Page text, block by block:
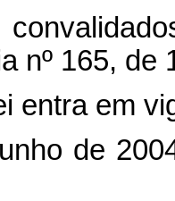
nº 165, de
entra em
de